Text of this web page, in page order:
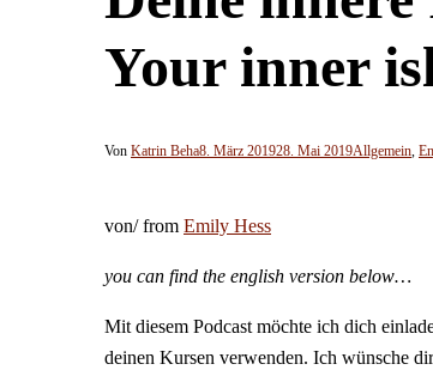
Your inner
Von Katrin Beha8. März 201928. Mai 2019Allgemein,
von/ from Emily Hess
you can find the english version below…
Mit diesem Podcast möchte ich dich
deinen Kursen verwenden. Ich wünsche